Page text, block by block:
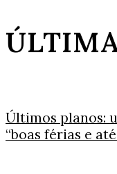
Últimos planos:
“boas férias e